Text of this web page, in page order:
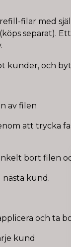
filar med
separat).
kunder, och
av filen
att trycka
bort filen
nästa kund.
och ta
kund